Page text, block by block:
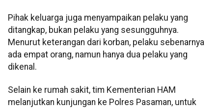
Pihak keluarga juga menyampaikan pelaku yang
ditangkap, bukan pelaku yang sesungguhnya.
Menurut keterangan dari korban, pelaku sebenarnya
ada empat orang, namun hanya dua pelaku yang
dikenal.
Selain ke rumah sakit, tim Kementerian HAM
melanjutkan kunjungan ke Polres Pasaman, untuk